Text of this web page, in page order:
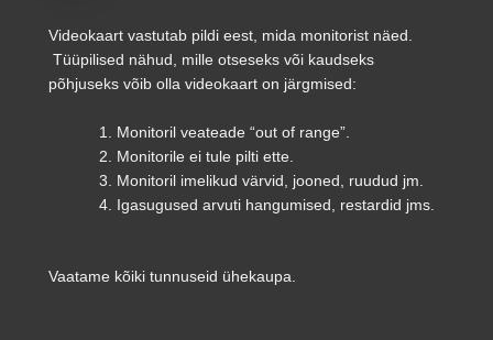
Videokaart vastutab pildi eest, mida monitorist näed.
Tüüpilised nähud, mille otseseks või kaudseks
põhjuseks võib olla videokaart on järgmised:
Monitoril veateade “out of range”.
Monitorile ei tule pilti ette.
Monitoril imelikud värvid, jooned, ruudud jm.
Igasugused arvuti hangumised, restardid jms.
Vaatame kõiki tunnuseid ühekaupa.